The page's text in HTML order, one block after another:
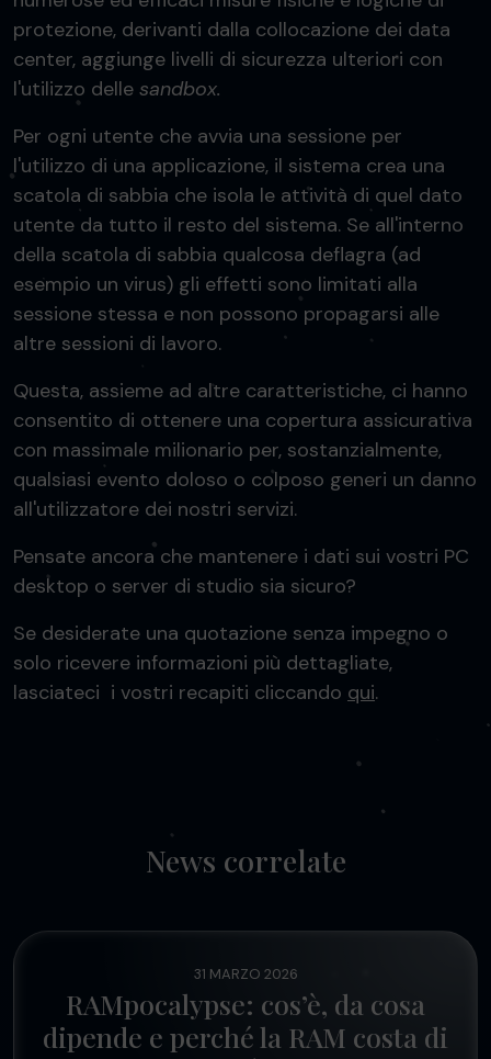
protezione, derivanti dalla collocazione dei data
center, aggiunge livelli di sicurezza ulteriori con
l'utilizzo delle sandbox.
Per ogni utente che avvia una sessione per
l'utilizzo di una applicazione, il sistema crea una
scatola di sabbia che isola le attività di quel dato
utente da tutto il resto del sistema. Se all'interno
della scatola di sabbia qualcosa deflagra (ad
esempio un virus) gli effetti sono limitati alla
sessione stessa e non possono propagarsi alle
altre sessioni di lavoro.
Questa, assieme ad altre caratteristiche, ci hanno
consentito di ottenere una copertura assicurativa
con massimale milionario per, sostanzialmente,
qualsiasi evento doloso o colposo generi un danno
all'utilizzatore dei nostri servizi.
Pensate ancora che mantenere i dati sui vostri PC
desktop o server di studio sia sicuro?
Se desiderate una quotazione senza impegno o
solo ricevere informazioni più dettagliate,
lasciateci i vostri recapiti cliccando qui.
News correlate
31 MARZO 2026
RAMpocalypse: cos’è, da cosa
dipende e perché la RAM costa di